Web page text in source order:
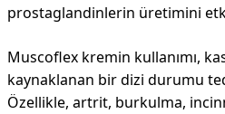
prostaglandinlerin üretimini
Muscoflex kremin kullanımı,
kaynaklanan bir dizi durumu
Özellikle, artrit, burkulma,